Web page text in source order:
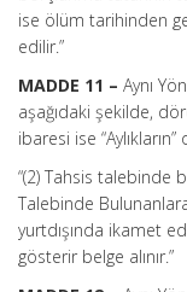
ise ölüm tarihinden
edilir.”
MADDE 11 – Aynı
aşağıdaki şekilde,
ibaresi ise
“(2) Tahsis talebinde
Talebinde
yurtdışında ikamet
gösterir belge alınır.”